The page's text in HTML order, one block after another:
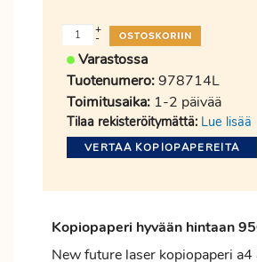
-
+
Varastossa
Tuotenumero:978714L
Toimitusaika: 1-2 päivää
Tilaa rekisteröitymättä: Lue lisää
VERTAA KOPIOPAPEREITA
Kopiopaperi hyvään hintaan
New future laser kopiopaperi